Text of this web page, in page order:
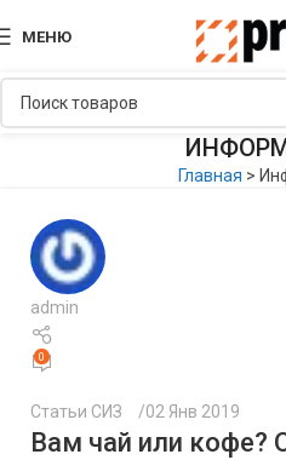
МЕНЮ
Главная >
admin
0
Статьи СИЗ 02 Янв 2019
Вам чай или кофе?